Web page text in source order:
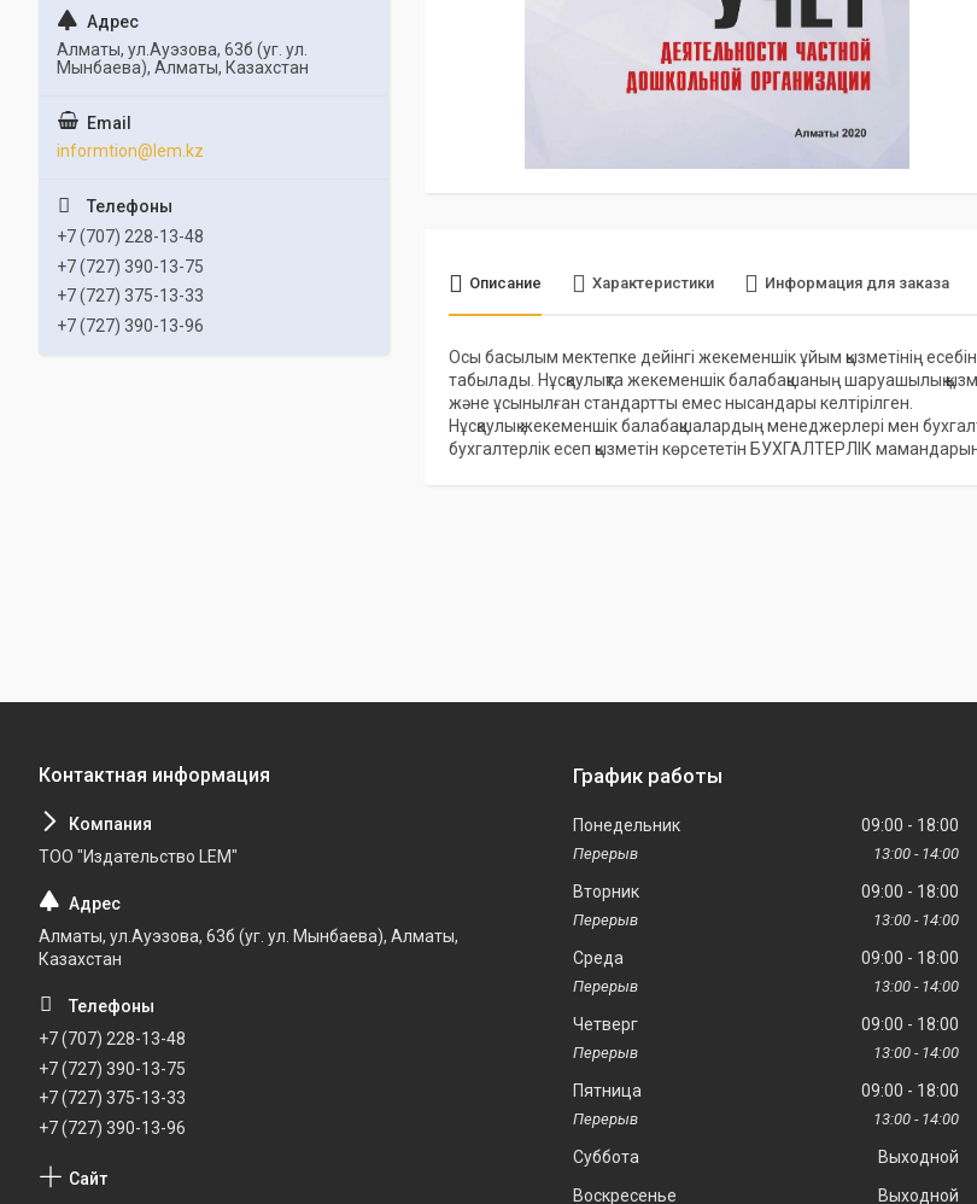
Описание Характеристики Информация для заказа
Осы басылым мектепке дейінгі жекеменшік ұйым қызметінің есебін
табылады. Нұсқаулықта жекеменшік балабақшаның шаруашылық
және ұсынылған стандартты емес нысандары келтірілген.
Нұсқаулық жекеменшік балабақшалардың менеджерлері мен
бухгалтерлік есеп қызметін көрсететін БУХГАЛТЕРЛІК
Алматы, ул.Ауэзова, 63б (уг. ул.
Мынбаева), Алматы, Казахстан
informtion@lem.kz
+7 (707) 228-13-48
+7 (727) 390-13-75
+7 (727) 375-13-33
+7 (727) 390-13-96
ТОО "Издательство LEM"
Алматы, ул.Ауэзова, 63б (уг. ул. Мынбаева), Алматы,
Казахстан
+7 (707) 228-13-48
+7 (727) 390-13-75
+7 (727) 375-13-33
+7 (727) 390-13-96
График работы
Понедельник 09:00 18:00
13:00 14:00
Вторник 09:00 18:00
13:00 14:00
Среда 09:00 18:00
13:00 14:00
Четверг 09:00 18:00
13:00 14:00
Пятница 09:00 18:00
13:00 14:00
Суббота
Выходной
Воскресенье
Выходной